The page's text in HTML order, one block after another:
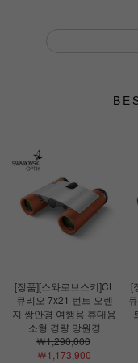
[정품][스와로브스키]CL
큐리오 7x21 번트 오렌
지 쌍안경 여행용 휴대용
소형 경량 망원경
￦1,290,000
￦1,173,900
[